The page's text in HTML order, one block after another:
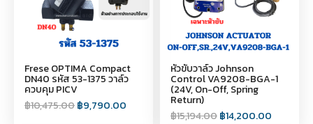
Frese OPTIMA Compact
DN40 รหัส 53-1375 วาล์ว
ควบคุม PICV
฿10,475.00฿9,790.00
หัวขับวาล์ว Johnson
Control VA9208-BGA-1
(24V, On-Off, Spring
Return)
฿15,194.00฿14,200.00